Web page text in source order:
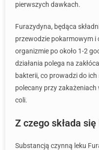
pierwszych dawkach.
Furazydyna, będąca
przewodzie pokarmowym i
organizmie po około 1-2
działania polega na
bakterii, co prowadzi do
polecany przy zakażeniach
coli.
Z czego składa
Substancją czynną leku